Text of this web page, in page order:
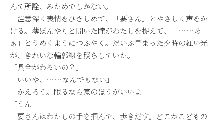
んて所詮、みためでしかない。
注意深く表情をひきしめて、「要さん」とやさしく声をか
ける。薄ぼんやりと開いた瞳がわたしを捉えて、「……あ
ぁ」とうめくようにつぶやく。だいぶ早まった夕時の紅い光
が、きれいな輪郭線を照らしていた。
「具合がわるいの？」
「いいや、……なんでもない」
「かえろう。眠るなら家のほうがいいよ」
「うん」
要さんはわたしの手を掴んで、歩きだす。どこかこどもの